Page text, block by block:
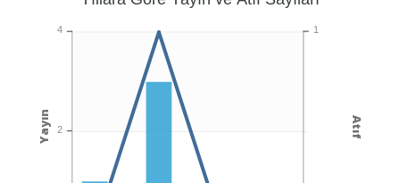
1
Atıf
4
2
Yayın